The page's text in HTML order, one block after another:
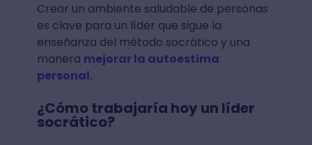
Crear un ambiente saludable de personas
es clave para un líder que sigue la
enseñanza del método socrático y una
manera mejorar la autoestima
personal.
¿Cómo trabajaría hoy un líder
socrático?